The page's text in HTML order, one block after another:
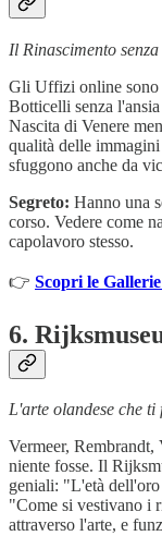
Il Rinascimento
Gli Uffizi online sono
Botticelli senza
Nascita di Venere
qualità delle
sfuggono anche da
Segreto: Hanno una
corso. Vedere come
capolavoro stesso.
👉 Scopri le
6.
L'arte olandese che ti
Vermeer,
niente fosse. Il
geniali: "L'età
"Come si vestivano i
attraverso l'arte, e